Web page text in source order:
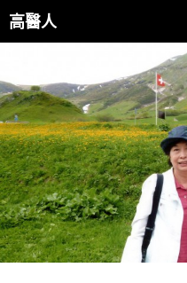
至
內
容
高醫人
搜
尋